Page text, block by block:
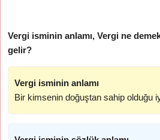
Vergi isminin anlamı, Vergi ne
gelir?
Vergi isminin anlamı
Bir kimsenin doğuştan sahip olduğu